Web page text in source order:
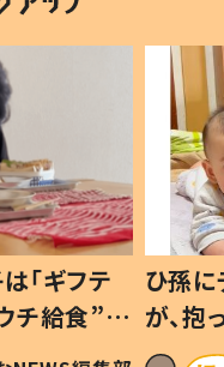
「ギフテ
チ給食”を
令和の親
ひ孫
が、
「涙が